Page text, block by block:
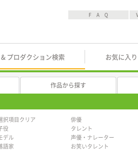
F A Q
プロダクション検索 お気に入
作品から探す
択項目クリア 俳優
役
タレント
デル
声優・ナレーター
語家
お笑いタレント